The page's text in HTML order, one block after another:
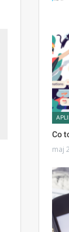
Co
maj